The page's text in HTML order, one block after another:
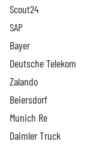
Scout24
SAP
Bayer
Deutsche Telekom
Zalando
Beiersdorf
Munich Re
Daimler Truck